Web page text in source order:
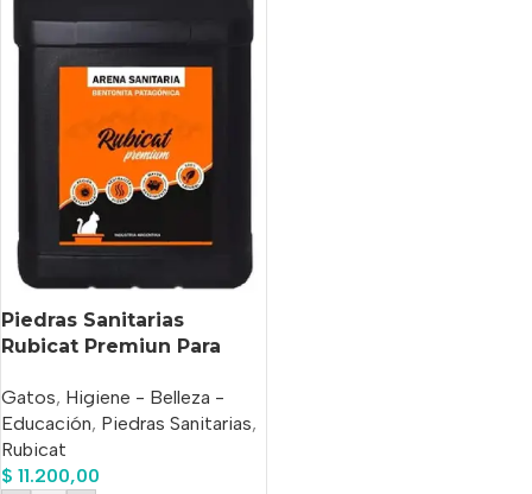
Piedras Sanitarias
Rubicat Premiun Para
Gatos, Higiene - Belleza -
Educación, Piedras Sanitarias,
Rubicat
$ 11.200,00